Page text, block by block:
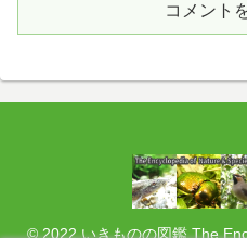
コメント
© 2022 いきものの図鑑 The